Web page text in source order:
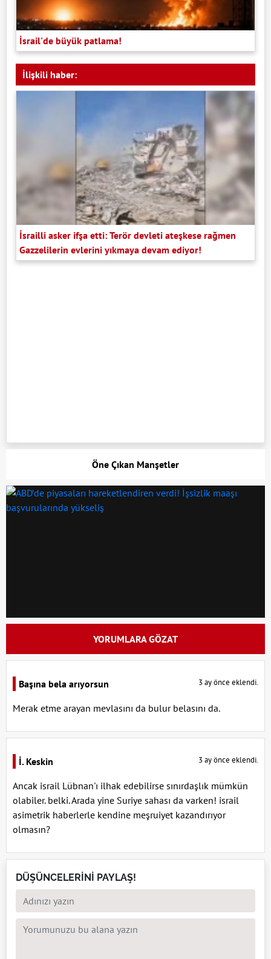
İsrail'de büyük patlama!
İlişkili haber:
İsrailli asker ifşa etti: Terör devleti ateşkese rağmen
Gazzelilerin evlerini yıkmaya devam ediyor!
Öne Çıkan Manşetler
YORUMLARA GÖZAT
Başına bela arıyorsun 3 ay önce eklendi.
Merak etme arayan mevlasını da bulur belasını da.
İ. Keskin 3 ay önce eklendi.
Ancak israil Lübnan'ı ilhak edebilirse sınırdaşlık mümkün
olabiler. belki. Arada yine Suriye sahası da varken! israil
asimetrik haberlerle kendine meşruiyet kazandırıyor
olmasın?
DÜŞÜNCELERİNİ PAYLAŞ!